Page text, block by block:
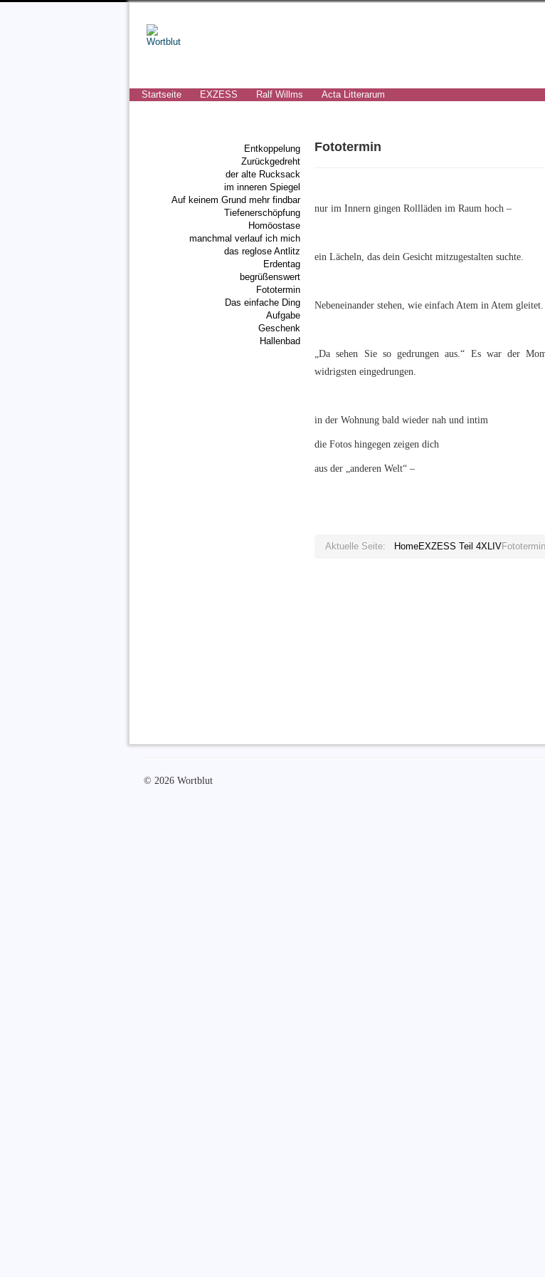
Startseite EXZESS Ralf Willms Acta Litterarum
Entkoppelung
Zurückgedreht
der alte Rucksack
im inneren Spiegel
Auf keinem Grund mehr findbar
Tiefenerschöpfung
Homöostase
manchmal verlauf ich mich
das reglose Antlitz
Erdentag
begrüßenswert
Fototermin
Das einfache Ding
Aufgabe
Geschenk
Hallenbad
Fototermin
nur im Innern gingen Rollläden im Raum hoch –
ein Lächeln, das dein Gesicht mitzugestalten suchte.
Nebeneinander stehen, wie einfach Atem in Atem gleitet.
„Da sehen Sie so gedrungen aus.“ Es war der
widrigsten eingedrungen.
in der Wohnung bald wieder nah und intim
die Fotos hingegen zeigen dich
aus der „anderen Welt“ –
Aktuelle Seite: HomeEXZESS Teil 4XLIVFototermin
© 2026 Wortblut